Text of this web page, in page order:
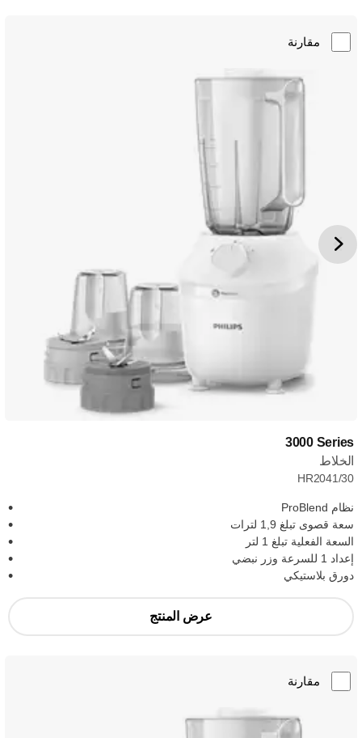
مقارنة
‎3000 Series
الخلاط
HR2041/30
نظام ProBlend
سعة قصوى تبلغ 1,9 لترات
السعة الفعلية تبلغ 1 لتر
إعداد 1 للسرعة وزر نبضي
دورق بلاستيكي
عرض المنتج
مقارنة